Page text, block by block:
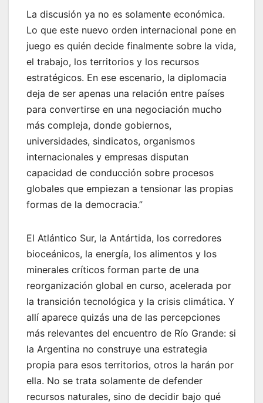
La discusión ya no es solamente económica.
Lo que este nuevo orden internacional pone en
juego es quién decide finalmente sobre la vida,
el trabajo, los territorios y los recursos
estratégicos. En ese escenario, la diplomacia
deja de ser apenas una relación entre países
para convertirse en una negociación mucho
más compleja, donde gobiernos,
universidades, sindicatos, organismos
internacionales y empresas disputan
capacidad de conducción sobre procesos
globales que empiezan a tensionar las propias
formas de la democracia.”
El Atlántico Sur, la Antártida, los corredores
bioceánicos, la energía, los alimentos y los
minerales críticos forman parte de una
reorganización global en curso, acelerada por
la transición tecnológica y la crisis climática. Y
allí aparece quizás una de las percepciones
más relevantes del encuentro de Río Grande: si
la Argentina no construye una estrategia
propia para esos territorios, otros la harán por
ella. No se trata solamente de defender
recursos naturales, sino de decidir bajo qué